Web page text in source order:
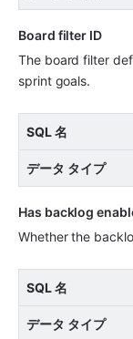
Board filter ID
The board filter
sprint goals.
SQL 名
データ タイプ
Has backlog
Whether the
SQL 名
データ タイプ